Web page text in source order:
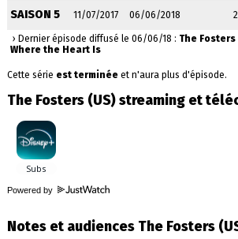
SAISON 5 11/07/2017 06/06/2018
› Dernier épisode diffusé le 06/06/18 : The Fosters
Where the Heart Is
Cette série est terminéeet n'aura plus d'épisode.
The Fosters (US) streaming et
Powered by
Notes et audiences The Fosters